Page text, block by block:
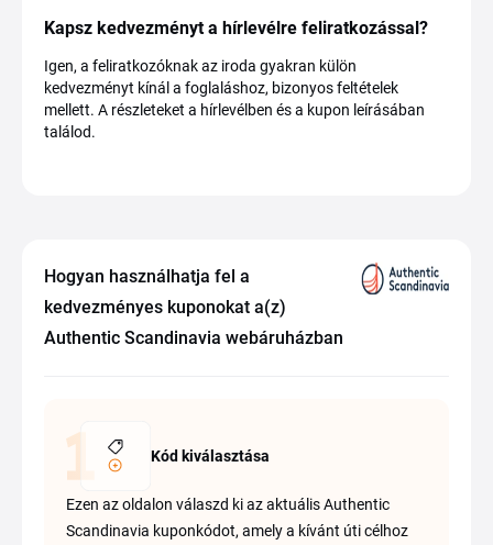
Kapsz kedvezményt a hírlevélre feliratkozással?
Igen, a feliratkozóknak az iroda gyakran külön
kedvezményt kínál a foglaláshoz, bizonyos feltételek
mellett. A részleteket a hírlevélben és a kupon leírásában
találod.
Hogyan használhatja fel a
kedvezményes kuponokat a(z)
Authentic Scandinavia webáruházban
Kód kiválasztása
Ezen az oldalon válaszd ki az aktuális Authentic
Scandinavia kuponkódot, amely a kívánt úti célhoz